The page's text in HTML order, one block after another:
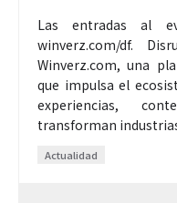
Las entradas al
winverz.com/df.
Winverz.com, una
que impulsa el
experiencias,
transforman
Actualidad